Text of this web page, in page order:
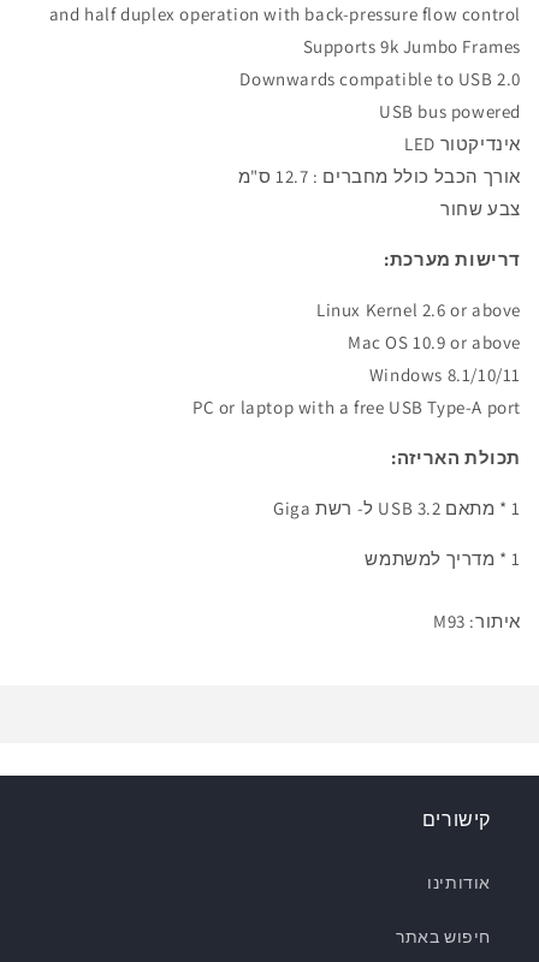
and half duplex operation with back-pressure flow control
Supports 9k Jumbo Frames
Downwards compatible to USB 2.0
USB bus powered
אינדיקטור
אורך הכבל כולל מחברים : 12.7 ס"מ
צבע שחור
דרישות מערכת:
Linux Kernel 2.6 or above
Mac OS 10.9 or above
Windows 8.1/10/11
PC or laptop with a free USB Type-A port
תכולת האריזה:
1 * מתאם USB 3.2 ל- רשת Giga
1 * מדריך למשתמש
איתור: M93
קישורים
אודותינו
חיפוש באתר